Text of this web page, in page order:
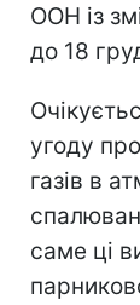
ООН із
до 18
угоду
газів в
саме ці